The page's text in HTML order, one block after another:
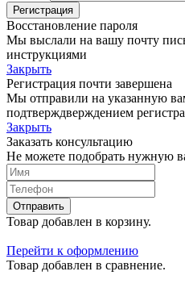
Регистрация
Восстановление пароля
Мы выслали на вашу почту
инструкциями
Закрыть
Регистрация почти завершена
Мы отправили на указанную
подтверждверждением
Закрыть
Заказать консультацию
Не можете подобрать нужную
Отправить
Товар добавлен в корзину.
Перейти к оформлению
Товар добавлен в сравнение.